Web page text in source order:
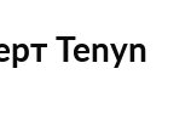
Tenyn